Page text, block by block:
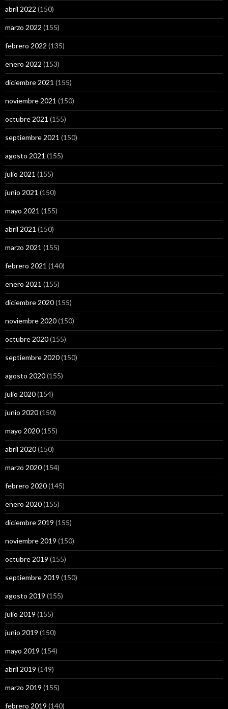
abril 2022 (150)
marzo 2022 (155)
febrero 2022 (135)
enero 2022 (153)
diciembre 2021 (155)
noviembre 2021 (150)
octubre 2021 (155)
septiembre 2021 (150)
agosto 2021 (155)
julio 2021 (155)
junio 2021 (150)
mayo 2021 (155)
abril 2021 (150)
marzo 2021 (155)
febrero 2021 (140)
enero 2021 (155)
diciembre 2020(155)
noviembre 2020(150)
octubre 2020(155)
septiembre 2020(150)
agosto 2020(155)
julio 2020(154)
junio 2020(150)
mayo 2020(155)
abril 2020(150)
marzo 2020(154)
febrero 2020(145)
enero 2020(155)
diciembre 2019 (155)
noviembre 2019 (150)
octubre 2019 (155)
septiembre 2019 (150)
agosto 2019 (155)
julio 2019 (155)
junio 2019 (150)
mayo 2019 (154)
abril 2019 (149)
marzo 2019 (155)
febrero 2019 (140)